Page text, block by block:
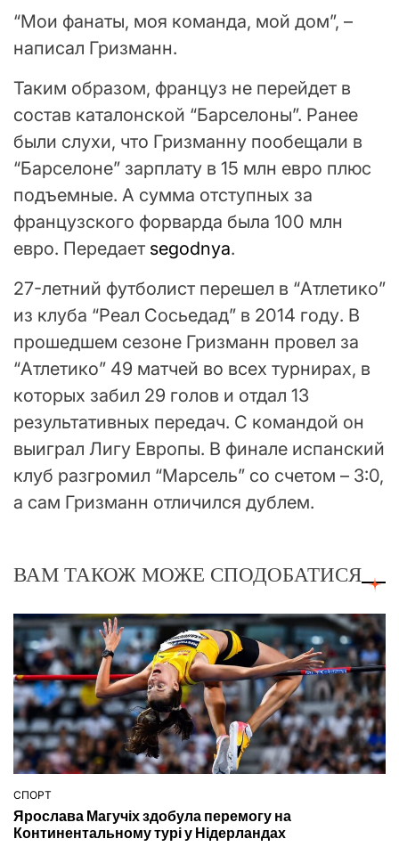
“Мои фанаты, моя команда, мой дом”, –
написал Гризманн.
Таким образом, француз не перейдет в
состав каталонской “Барселоны”. Ранее
были слухи, что Гризманну пообещали в
“Барселоне” зарплату в 15 млн евро плюс
подъемные. А сумма отступных за
французского форварда была 100 млн
евро. Передает segodnya.
27-летний футболист перешел в “Атлетико”
из клуба “Реал Сосьедад” в 2014 году. В
прошедшем сезоне Гризманн провел за
“Атлетико” 49 матчей во всех турнирах, в
которых забил 29 голов и отдал 13
результативных передач. С командой он
выиграл Лигу Европы. В финале испанский
клуб разгромил “Марсель” со счетом – 3:0,
а сам Гризманн отличился дублем.
ВАМ ТАКОЖ МОЖЕ СПОДОБАТИСЯ
ОПУБЛІКУВАТИ
У
СПОРТ
Ярослава Магучіх здобула перемогу на
Континентальному турі у Нідерландах